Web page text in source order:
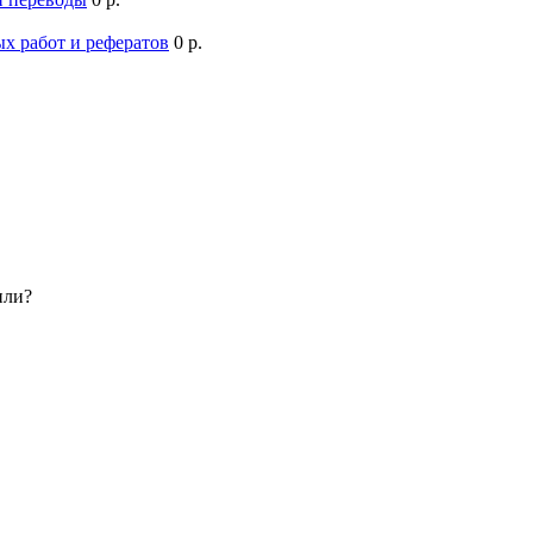
работ и рефератов 0 р.